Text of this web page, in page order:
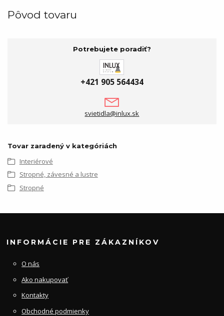
Pôvod tovaru
Potrebujete poradiť?
+421 905 564434
svietidla@inlux.sk
Tovar zaradený v kategóriách
Interiérové
Stropné, závesné a lustre
Stropné
INFORMÁCIE PRE ZÁKAZNÍKOV
O nás
Ako nakupovať
Kontakty
Obchodné podmienky